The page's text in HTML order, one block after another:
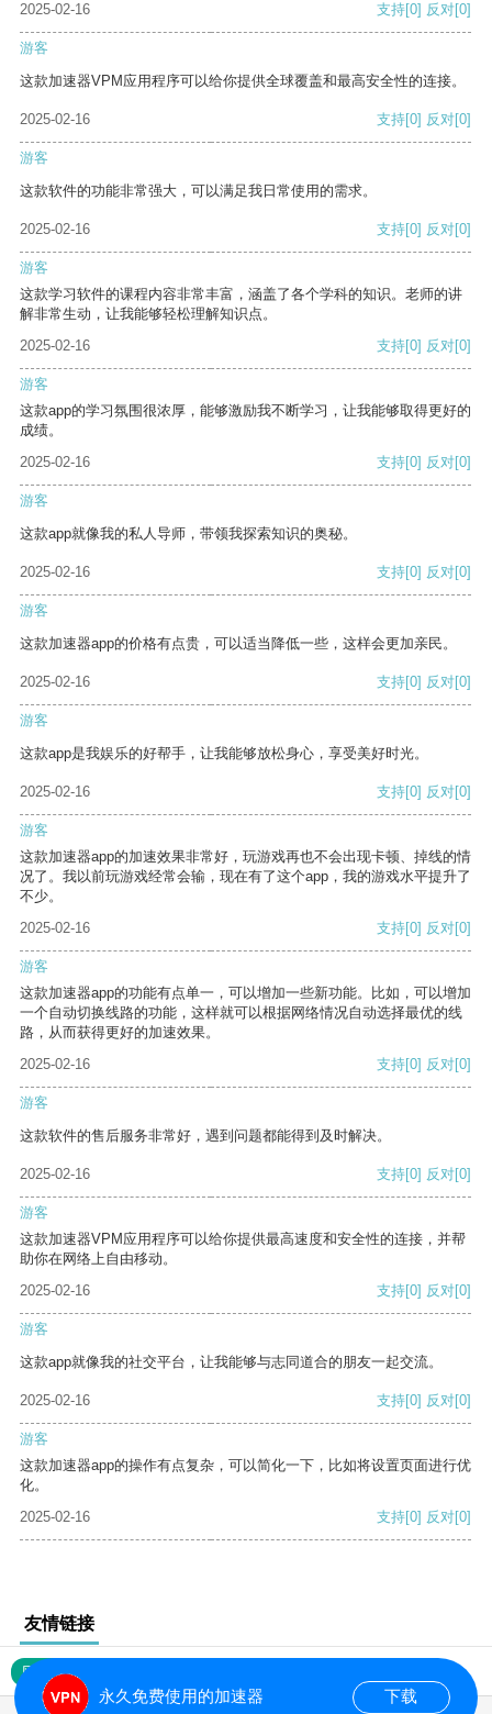
2025-02-16
支持[0] 反对[0]
游客
这款加速器VPM应用程序可以给你提供全球覆盖和最高安全性的连接。
2025-02-16 支持[0] 反对[0]
游客
这款软件的功能非常强大，可以满足我日常使用的需求。
2025-02-16 支持[0] 反对[0]
游客
这款学习软件的课程内容非常丰富，涵盖了各个学科的知识。老师的讲
解非常生动，让我能够轻松理解知识点。
2025-02-16
支持[0] 反对[0]
游客
这款app的学习氛围很浓厚，能够激励我不断学习，让我能够取得更好的
成绩。
2025-02-16
支持[0] 反对[0]
游客
这款app就像我的私人导师，带领我探索知识的奥秘。
2025-02-16 支持[0] 反对[0]
游客
这款加速器app的价格有点贵，可以适当降低一些，这样会更加亲民。
2025-02-16 支持[0] 反对[0]
游客
这款app是我娱乐的好帮手，让我能够放松身心，享受美好时光。
2025-02-16 支持[0] 反对[0]
游客
这款加速器app的加速效果非常好，玩游戏再也不会出现卡顿、掉线的情
况了。我以前玩游戏经常会输，现在有了这个app，我的游戏水平提升了
不少。
2025-02-16
支持[0] 反对[0]
游客
这款加速器app的功能有点单一，可以增加一些新功能。比如，可以增加
一个自动切换线路的功能，这样就可以根据网络情况自动选择最优的线
路，从而获得更好的加速效果。
2025-02-16
支持[0] 反对[0]
游客
这款软件的售后服务非常好，遇到问题都能得到及时解决。
2025-02-16 支持[0] 反对[0]
游客
这款加速器VPM应用程序可以给你提供最高速度和安全性的连接，并帮
助你在网络上自由移动。
2025-02-16
支持[0] 反对[0]
游客
这款app就像我的社交平台，让我能够与志同道合的朋友一起交流。
2025-02-16 支持[0] 反对[0]
游客
这款加速器app的操作有点复杂，可以简化一下，比如将设置页面进行优
化。
2025-02-16
支持[0] 反对[0]
友情链接
网站地图
永久免费使用的加速器 下载